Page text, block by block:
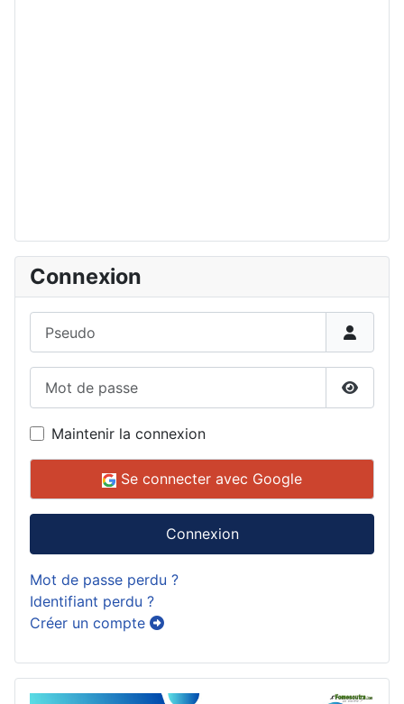
Connexion
Maintenir la connexion
Se connecter avec Google
Connexion
Mot de passe perdu ?
Identifiant perdu ?
Créer un compte